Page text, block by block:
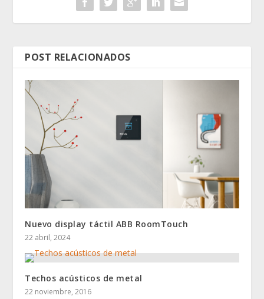
POST RELACIONADOS
Nuevo display táctil ABB RoomTouch
22 abril, 2024
Techos acústicos de metal
22 noviembre, 2016